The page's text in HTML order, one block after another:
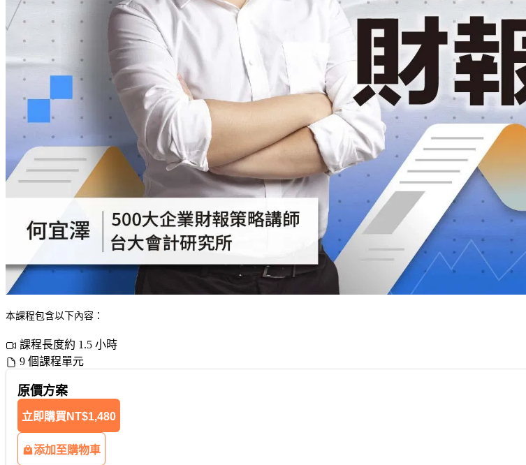
本課程包含以下內容：
課程長度約 1.5 小時
9 個課程單元
原價方案
立即購買 NT$1,480
添加至購物車